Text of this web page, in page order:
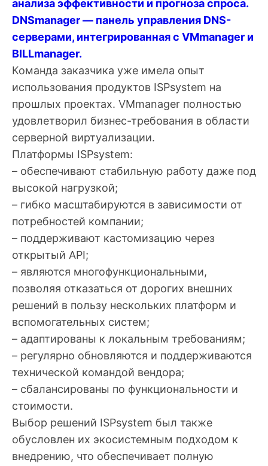
анализа эффективности и прогноза спроса.
DNSmanager — панель управления DNS-
серверами, интегрированная с VMmanager и
BILLmanager.
Команда заказчика уже имела опыт
использования продуктов ISPsystem на
прошлых проектах. VMmanager полностью
удовлетворил бизнес-требования в области
серверной виртуализации.
Платформы ISPsystem:
– обеспечивают стабильную работу даже под
высокой нагрузкой;
– гибко масштабируются в зависимости от
потребностей компании;
– поддерживают кастомизацию через
открытый API;
– являются многофункциональными,
позволяя отказаться от дорогих внешних
решений в пользу нескольких платформ и
вспомогательных систем;
– адаптированы к локальным требованиям;
– регулярно обновляются и поддерживаются
технической командой вендора;
– сбалансированы по функциональности и
стоимости.
Выбор решений ISPsystem был также
обусловлен их экосистемным подходом к
внедрению, что обеспечивает полную